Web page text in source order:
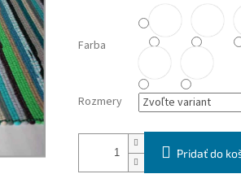
Farba
Rozmery
Pridať do